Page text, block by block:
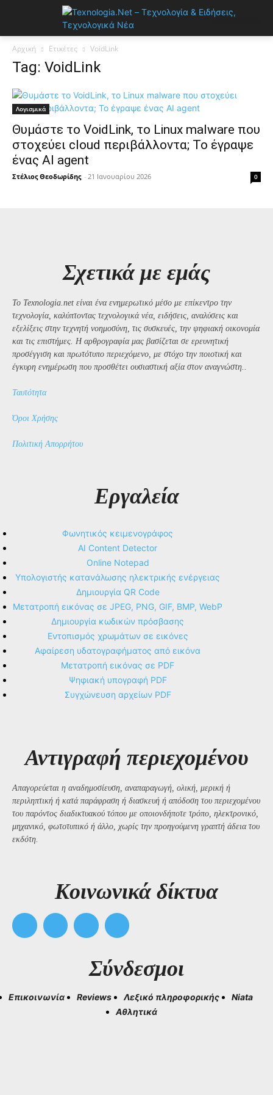
Αρχική Ετικέτες VoidLink
Tag: VoidLink
Λογισμικά
Θυμάστε το VoidLink, το Linux malware που
στοχεύει cloud περιβάλλοντα; Το έγραψε
ένας AI agent
Στέλιος Θεοδωρίδης - 21 Ιανουαρίου 2026 0
Σχετικά με εμάς
Το Texnologia.net είναι ένα ενημερωτικό μέσο με επίκεντρο την
τεχνολογία, καλύπτοντας τεχνολογικά νέα, ειδήσεις, αναλύσεις και
εξελίξεις στην τεχνητή νοημοσύνη, τις συσκευές, την ψηφιακή οικονομία
και τις επιστήμες. Η αρθρογραφία μας βασίζεται σε ερευνητική
προσέγγιση και πρωτότυπο περιεχόμενο, με στόχο την ποιοτική και
έγκυρη ενημέρωση που προσθέτει ουσιαστική αξία στον αναγνώστη..
Ταυτότητα
Όροι Χρήσης
Πολιτική Απορρήτου
Εργαλεία
Φωνητικός κειμενογράφος
AI Content Detector
Online Notepad
Υπολογιστής κατανάλωσης ηλεκτρικής ενέργειας
Δημιουργία QR Code
Μετατροπή εικόνας σε JPEG, PNG, GIF, BMP, WebP
Δημιουργία κωδικών πρόσβασης
Εντοπισμός χρωμάτων σε εικόνες
Αφαίρεση υδατογραφήματος από εικόνα
Μετατροπή εικόνας σε PDF
Ψηφιακή υπογραφή PDF
Συγχώνευση αρχείων PDF
Αντιγραφή περιεχομένου
Απαγορεύεται η αναδημοσίευση, αναπαραγωγή, ολική, μερική ή
περιληπτική ή κατά παράφραση ή διασκευή ή απόδοση του περιεχομένου
του παρόντος διαδικτυακού τόπου με οποιονδήποτε τρόπο, ηλεκτρονικό,
μηχανικό, φωτοτυπικό ή άλλο, χωρίς την προηγούμενη γραπτή άδεια του
εκδότη.
Kοινωνικά δίκτυα
Σύνδεσμοι
Επικοινωνία Reviews Λεξικό πληροφορικής
Niata
Αθλητικά